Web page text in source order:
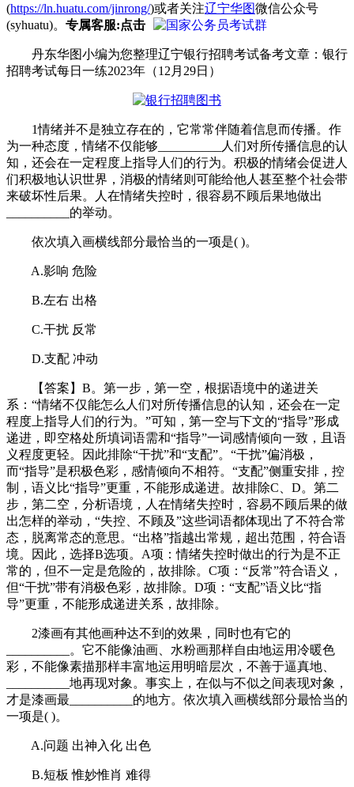
(https://ln.huatu.com/jinrong/)或者关注辽宁华图微信公众号
(syhuatu)。 专属客服:点击
丹东华图小编为您整理辽宁银行招聘考试备考文章：银行
招聘考试每日一练2023年（12月29日）
1情绪并不是独立存在的，它常常伴随着信息而传播。作
为一种态度，情绪不仅能够__________人们对所传播信息的认
知，还会在一定程度上指导人们的行为。积极的情绪会促进人
们积极地认识世界，消极的情绪则可能给他人甚至整个社会带
来破坏性后果。人在情绪失控时，很容易不顾后果地做出
__________的举动。
依次填入画横线部分最恰当的一项是( )。
A.影响 危险
B.左右 出格
C.干扰 反常
D.支配 冲动
【答案】B。第一步，第一空，根据语境中的递进关
系：“情绪不仅能怎么人们对所传播信息的认知，还会在一定
程度上指导人们的行为。”可知，第一空与下文的“指导”形成
递进，即空格处所填词语需和“指导”一词感情倾向一致，且语
义程度更轻。因此排除“干扰”和“支配”。“干扰”偏消极，
而“指导”是积极色彩，感情倾向不相符。“支配”侧重安排，控
制，语义比“指导”更重，不能形成递进。故排除C、D。第二
步，第二空，分析语境，人在情绪失控时，容易不顾后果的做
出怎样的举动，“失控、不顾及”这些词语都体现出了不符合常
态，脱离常态的意思。“出格”指越出常规，超出范围，符合语
境。因此，选择B选项。A项：情绪失控时做出的行为是不正
常的，但不一定是危险的，故排除。C项：“反常”符合语义，
但“干扰”带有消极色彩，故排除。D项：“支配”语义比“指
导”更重，不能形成递进关系，故排除。
2漆画有其他画种达不到的效果，同时也有它的
__________。它不能像油画、水粉画那样自由地运用冷暖色
彩，不能像素描那样丰富地运用明暗层次，不善于逼真地、
__________地再现对象。事实上，在似与不似之间表现对象，
才是漆画最__________的地方。依次填入画横线部分最恰当的
一项是( )。
A.问题 出神入化 出色
B.短板 惟妙惟肖 难得